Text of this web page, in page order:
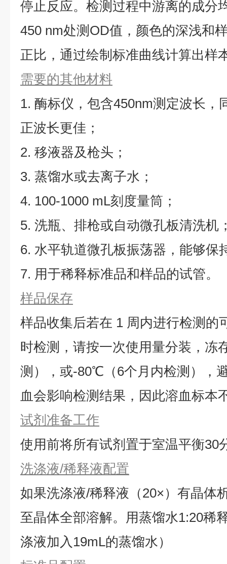
停止反应。检测过程中游离的成分
450 nm处测OD值，颜色的深浅和
正比，通过绘制标准曲线计算出样
需要的其他材料
1. 酶标仪，包含450nm测定波长，
正波长更佳；
2. 移液器及枪头；
3. 蒸馏水或去离子水；
4. 100-1000 mL刻度量筒；
5. 洗瓶、排枪或自动微孔板清洗机
6. 水平轨道微孔板振荡器，能够保
7. 用于稀释标准品和样品的试管。
样品保存
样品收集后若在 1 周内进行检测
时检测，请按一次使用量分装，冻
测），或-80℃（6个月内检测），
血会影响检测结果，因此溶血标本
试剂准备工作
使用前将所有试剂置于室温平衡30
洗涤液/稀释液配置
如果洗涤液/稀释液（20×）有晶体
⾄晶体全部溶解。用蒸馏水1:20稀
涤液加入19mL的蒸馏水）